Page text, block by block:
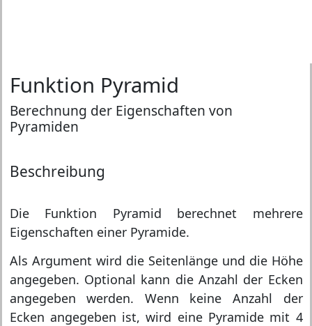
Funktion Pyramid
Berechnung der Eigenschaften von
Pyramiden
Beschreibung
Die Funktion Pyramid berechnet mehrere
Eigenschaften einer Pyramide.
Als Argument wird die Seitenlänge und die Höhe
angegeben. Optional kann die Anzahl der Ecken
angegeben werden. Wenn keine Anzahl der
Ecken angegeben ist, wird eine Pyramide mit 4